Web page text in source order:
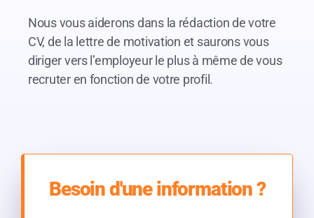
Nous vous aiderons dans la rédaction de votre
CV, de la lettre de motivation et saurons vous
diriger vers l’employeur le plus à même de vous
recruter en fonction de votre profil.
Besoin d'une information ?